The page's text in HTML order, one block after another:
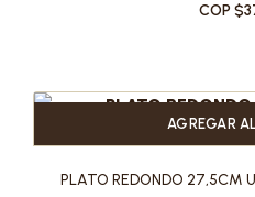
COP
AGREGAR
PLATO REDONDO 27,5CM